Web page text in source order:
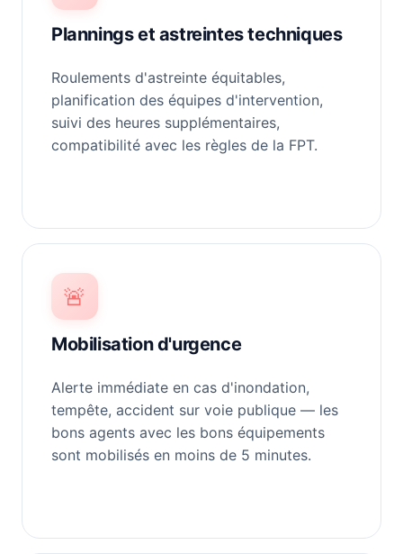
Plannings et astreintes techniques
Roulements d'astreinte équitables,
planification des équipes d'intervention,
suivi des heures supplémentaires,
compatibilité avec les règles de la FPT.
🚨
Mobilisation d'urgence
Alerte immédiate en cas d'inondation,
tempête, accident sur voie publique — les
bons agents avec les bons équipements
sont mobilisés en moins de 5 minutes.